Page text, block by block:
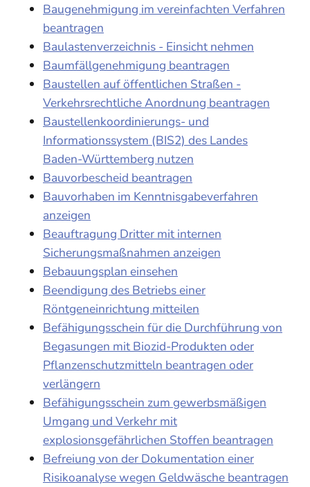
Baugenehmigung im vereinfachten Verfahren
beantragen
Baulastenverzeichnis - Einsicht nehmen
Baumfällgenehmigung beantragen
Baustellen auf öffentlichen Straßen -
Verkehrsrechtliche Anordnung beantragen
Baustellenkoordinierungs- und
Informationssystem (BIS2) des Landes
Baden-Württemberg nutzen
Bauvorbescheid beantragen
Bauvorhaben im Kenntnisgabeverfahren
anzeigen
Beauftragung Dritter mit internen
Sicherungsmaßnahmen anzeigen
Bebauungsplan einsehen
Beendigung des Betriebs einer
Röntgeneinrichtung mitteilen
Befähigungsschein für die Durchführung von
Begasungen mit Biozid-Produkten oder
Pflanzenschutzmitteln beantragen oder
verlängern
Befähigungsschein zum gewerbsmäßigen
Umgang und Verkehr mit
explosionsgefährlichen Stoffen beantragen
Befreiung von der Dokumentation einer
Risikoanalyse wegen Geldwäsche beantragen